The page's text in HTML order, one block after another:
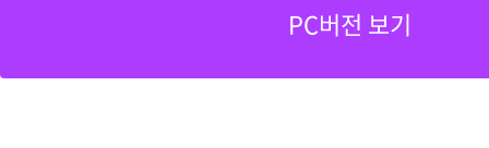
PC버전 보기